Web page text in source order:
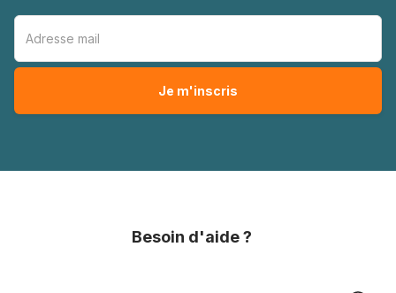
Besoin d'aide ?